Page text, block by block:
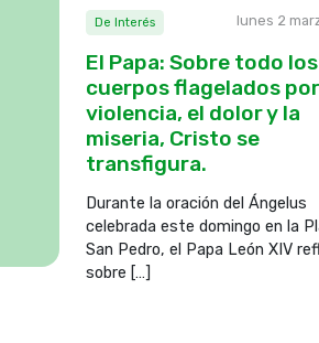
De Interés lunes 2
El Papa: Sobre todo los
cuerpos flagelados
violencia, el dolor y la
miseria, Cristo se
transfigura.
Durante la oración del Ángelus
celebrada este domingo en la
San Pedro, el Papa León XIV
sobre […]